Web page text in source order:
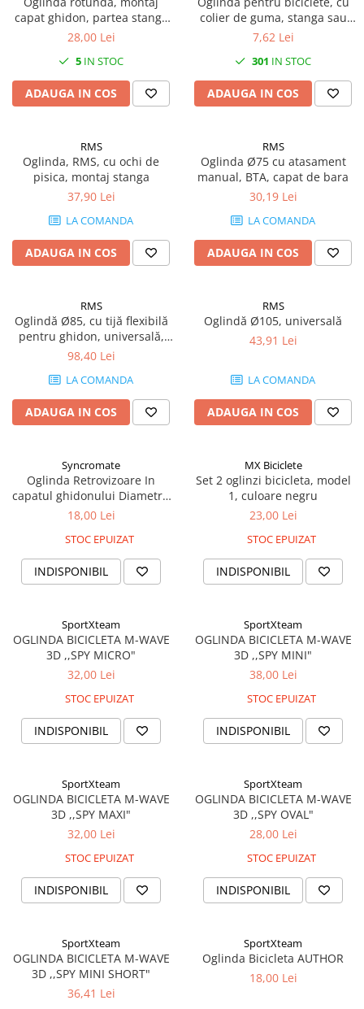
capat ghidon, partea stanga
sau dreapta
28,00 Lei
5 IN STOC
ADAUGA IN COS
colier de guma, stanga sau
dreapta
7,62 Lei
301 IN STOC
ADAUGA IN COS
RMS
Oglinda, RMS, cu ochi de
pisica, montaj stanga
37,90 Lei
LA COMANDA
ADAUGA IN COS
RMS
Oglinda Ø75 cu atasament
manual, BTA, capat de bara
30,19 Lei
LA COMANDA
ADAUGA IN COS
RMS
Oglindă Ø85, cu tijă flexibilă
pentru ghidon, universală,
montaj dreapta
98,40 Lei
LA COMANDA
ADAUGA IN COS
RMS
Oglindă Ø105, universală
43,91 Lei
LA COMANDA
ADAUGA IN COS
Syncromate
Oglinda Retrovizoare In
capatul ghidonului Diametru
50mm
18,00 Lei
STOC EPUIZAT
INDISPONIBIL
MX Biciclete
Set 2 oglinzi bicicleta, model
1, culoare negru
23,00 Lei
STOC EPUIZAT
INDISPONIBIL
SportXteam
OGLINDA BICICLETA M-WAVE
3D ,,SPY MICRO"
32,00 Lei
STOC EPUIZAT
INDISPONIBIL
SportXteam
OGLINDA BICICLETA M-WAVE
3D ,,SPY MINI"
38,00 Lei
STOC EPUIZAT
INDISPONIBIL
SportXteam
OGLINDA BICICLETA M-WAVE
3D ,,SPY MAXI"
32,00 Lei
STOC EPUIZAT
INDISPONIBIL
SportXteam
OGLINDA BICICLETA M-WAVE
3D ,,SPY OVAL"
28,00 Lei
STOC EPUIZAT
INDISPONIBIL
SportXteam
OGLINDA BICICLETA M-WAVE
3D ,,SPY MINI SHORT"
36,41 Lei
SportXteam
Oglinda Bicicleta AUTHOR
18,00 Lei